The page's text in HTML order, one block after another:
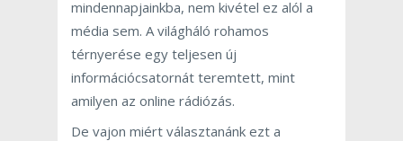
mindennapjainkba, nem kivétel ez alól a
média sem. A világháló rohamos
térnyerése egy teljesen új
információcsatornát teremtett, mint
amilyen az online rádiózás.
De vajon miért választanánk ezt a